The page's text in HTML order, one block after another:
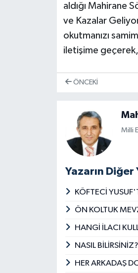
aldığı Mahirane
ve Kazalar
okutmanızı
iletişime
ÖNCEKI
Mil­li
Yazarın Diğer
KÖFTECİ
ÖN KOLTUK
HANGİ İLACI
NASIL BİLİRSİNİZ?
HER ARKADAŞ